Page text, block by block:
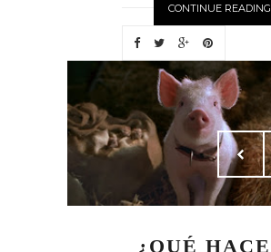
CONTINUE READING
¿QUÉ HACE